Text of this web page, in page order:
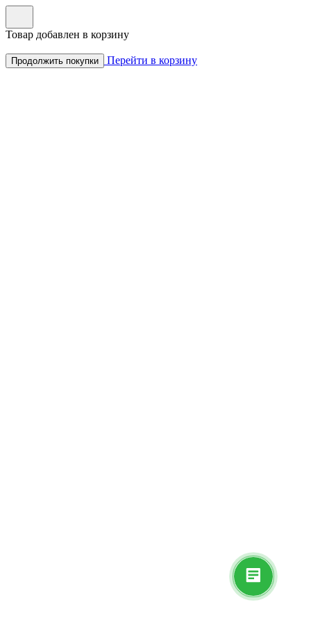
Товар добавлен в корзину
Продолжить покупки Перейти в корзину